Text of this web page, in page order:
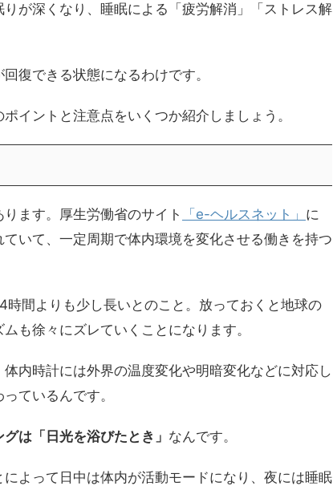
が深くなり、睡眠による「疲労解消」「ストレス解
復できる状態になるわけです。
イントと注意点をいくつか紹介しましょう。
ます。厚生労働省のサイト 「e-ヘルスネット」 に
いて、一定周期で体内環境を変化させる働きを持つ
時間よりも少し長いとのこと。放っておくと地球の
も徐々にズレていくことになります。
内時計には外界の温度変化や明暗変化などに対応し
ているんです。
は「日光を浴びたとき」 なんです。
よって日中は体内が活動モードになり、夜には睡眠